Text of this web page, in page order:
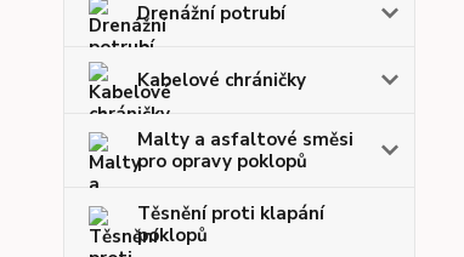
Drenážní potrubí
Kabelové chráničky
Malty a asfaltové směsi
pro opravy poklopů
Těsnění proti klapání
poklopů